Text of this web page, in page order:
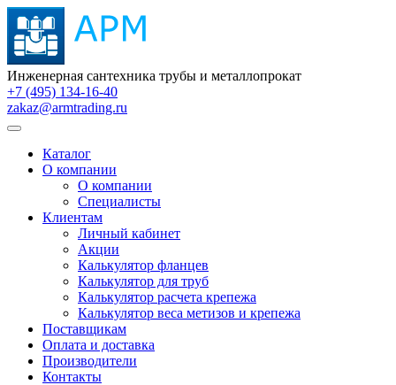
Инженерная сантехника трубы и металлопрокат
+7 (495) 134-16-40
zakaz@armtrading.ru
Каталог
О компании
О компании
Специалисты
Клиентам
Личный кабинет
Акции
Калькулятор фланцев
Калькулятор для труб
Калькулятор расчета крепежа
Калькулятор веса метизов и крепежа
Поставщикам
Оплата и доставка
Производители
Контакты